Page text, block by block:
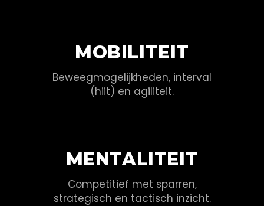
MOBILITEIT
Beweegmogelijkheden, interval
(hiit) en agiliteit.
MENTALITEIT
Competitief met sparren,
strategisch en tactisch inzicht.